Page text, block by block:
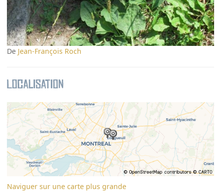
De Jean-François Roch
Localisation
Naviguer sur une carte plus grande